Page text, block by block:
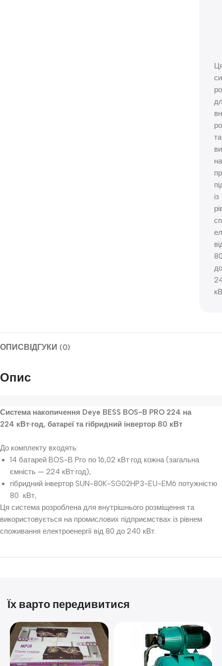
та
на
із
до
ОПИСВІДГУКИ (0)
Опис
Система накопичення Deye BESS BOS-B PRO 224 на
224 кВт·год, батареї та гібридний інвертор 80 кВт
До комплекту входять:
14 батарей BOS-B Pro по 16,02 кВт·год кожна (загальна
ємність — 224 кВт·год),
гібридний інвертор SUN-80K-SG02HP3-EU-EM6 потужністю
80 кВт,
Ця система розроблена для внутрішнього розміщення та
використовується на промислових підприємствах із рівнем
споживання електроенергії від 80 до 240 кВт.
Їх варто передивитися